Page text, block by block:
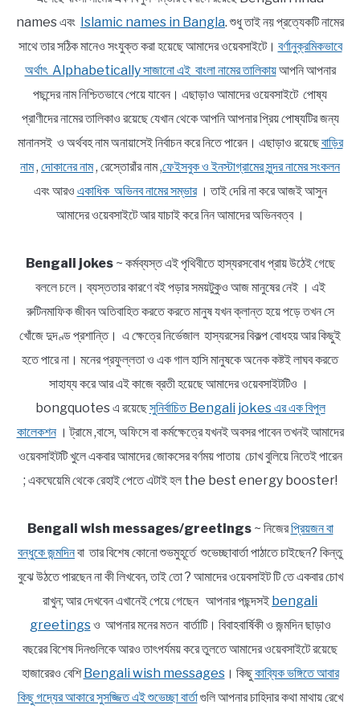
names এবং Islamic names in Bangla. শুধু তাই নয় প্রত্যেকটি নামের
সাথে তার সঠিক মানেও সংযুক্ত করা হয়েছে আমাদের ওয়েবসাইটে। বর্ণানুক্রমিকভাবে
অর্থাৎ Alphabetically সাজানো এই বাংলা নামের তালিকায়আপনি আপনার
পছন্দের নাম নিশ্চিতভাবে পেয়ে যাবেন। এছাড়াও আমাদের ওয়েবসাইটে পোষ্য
প্রাণীদের নামের তালিকাও রয়েছে যেখান থেকে আপনি আপনার প্রিয় পোষ্যটির জন্য
মানানসই ও অর্থবহ নাম অনায়াসেই নির্বাচন করে নিতে পারেন। এছাড়াও রয়েছেবাড়ির
নাম, দোকানের নাম, রেস্তোরাঁর নাম ,ফেইসবুক ও ইনস্টাগ্রামের সুন্দর নামের সংকলন
এবং আরও একাধিক অভিনব নামের সম্ভার। তাই দেরি না করে আজই আসুন
আমাদের ওয়েবসাইটে আর যাচাই করে নিন আমাদের অভিনবত্ব ।
Bengali jokes~ কর্মব্যস্ত এই পৃথিবীতে হাস্যরসবোধ প্রায় উঠেই গেছে
বললে চলে। ব্যস্ততার কারণে বই পড়ার সময়টুকুও আজ মানুষের নেই । এই
রুটিনমাফিক জীবন অতিবাহিত করতে করতে মানুষ যখন ক্লান্ত হয়ে পড়ে তখন সে
খোঁজে দুদণ্ড প্রশান্তি। এ ক্ষেত্রে নির্ভেজাল হাস্যরসের বিকল্প বোধহয় আর কিছুই
হতে পারে না। মনের প্রফুল্লতা ও এক গাল হাসি মানুষকে অনেক কষ্টই লাঘব করতে
সাহায্য করে আর এই কাজে ব্রতী হয়েছে আমাদের ওয়েবসাইটটিও ।
bongquotes এ রয়েছেসুনির্বাচিত Bengali jokes এর এক বিপুল
কালেকশন। ট্রামে ,বাসে, অফিসে বা কর্মক্ষেত্রে যখনই অবসর পাবেন তখনই আমাদের
ওয়েবসাইটটি খুলে একবার আমাদের জোকসের বর্ণময় পাতায় চোখ বুলিয়ে নিতেই পারেন
; একঘেয়েমি থেকে রেহাই পেতে এটাই হল the best energy booster!
Bengali wish messages/greetings~ নিজেরপ্রিয়জন বা
বন্ধুকে জন্মদিনবা তার বিশেষ কোনো শুভমুহূর্তে শুভেচ্ছাবার্তা পাঠাতে চাইছেন? কিন্তু
বুঝে উঠতে পারছেন না কী লিখবেন, তাই তো ? আমাদের ওয়েবসাইট টি তে একবার চোখ
রাখুন; আর দেখবেন এখানেই পেয়ে গেছেন আপনার পছন্দসই bengali
greetingsও আপনার মনের মতন বার্তাটি। বিবাহবার্ষিকী ও জন্মদিন ছাড়াও
বছরের বিশেষ দিনগুলিকে আরও তাৎপর্যময় করে তুলতে আমাদের ওয়েবসাইটে রয়েছে
হাজারেরও বেশিBengali wish messages। কিছুকাব্যিক ভঙ্গিতে আবার
কিছু গদ্যের আকারে সুসজ্জিত এই শুভেচ্ছা বার্তাগুলি আপনার চাহিদার কথা মাথায় রেখে